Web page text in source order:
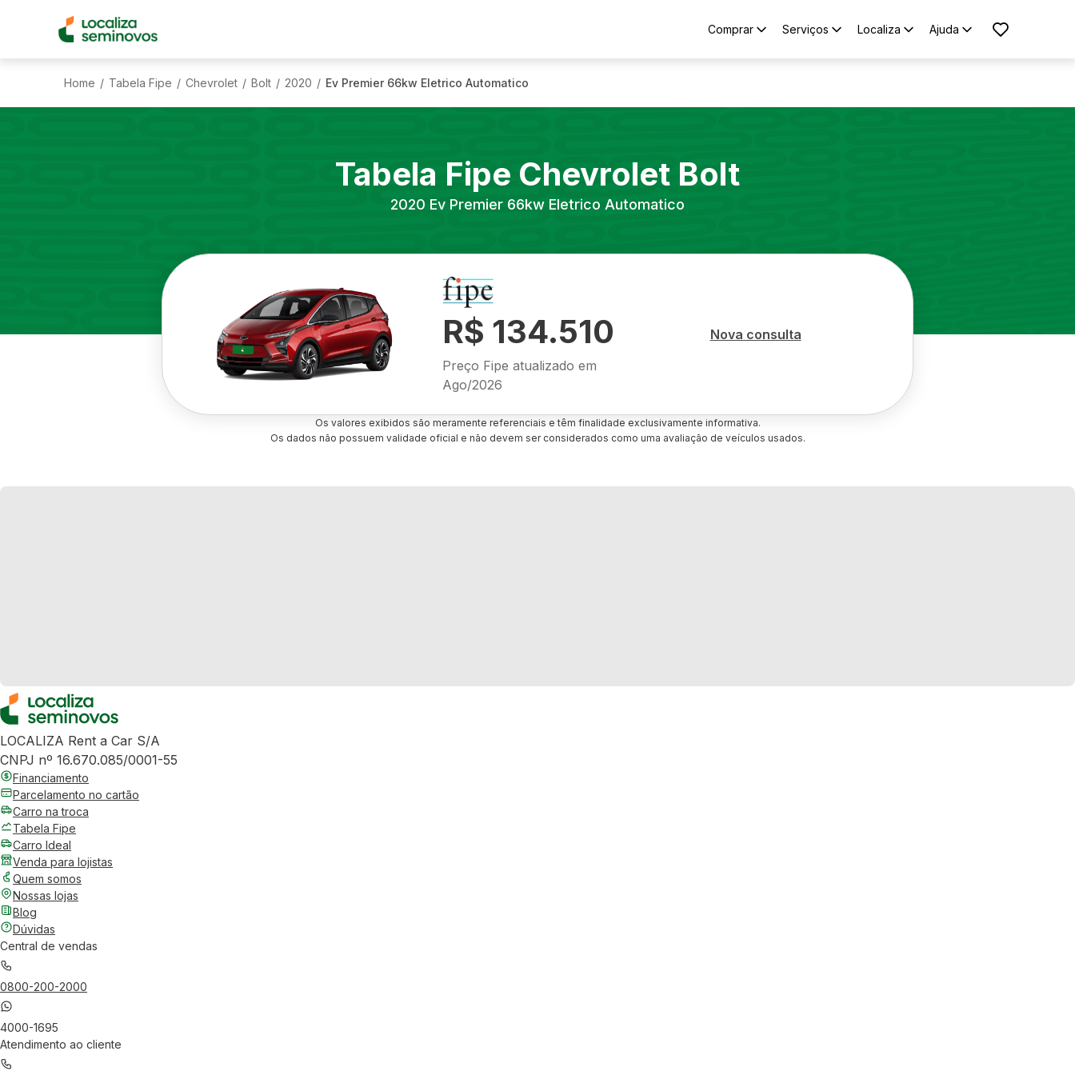
Comprar Serviços Localiza Ajuda
Home / Tabela Fipe / Chevrolet / Bolt / 2020 / Ev Premier 66kw Eletrico Automatico
Tabela Fipe Chevrolet Bolt
2020 Ev Premier 66kw Eletrico Automatico
R$ 134.510
Preço Fipe atualizado em
Ago/2026
Nova consulta
Os valores exibidos são meramente referenciais e têm finalidade exclusivamente informativa.
Os dados não possuem validade oficial e não devem ser considerados como uma avaliação de veículos usados.
LOCALIZA Rent a Car S/A
CNPJ nº 16.670.085/0001-55
Financiamento
Parcelamento no cartão
Carro na troca
Tabela Fipe
Carro Ideal
Venda para lojistas
Quem somos
Nossas lojas
Blog
Dúvidas
Central de vendas
0800-200-2000
4000-1695
Atendimento ao cliente